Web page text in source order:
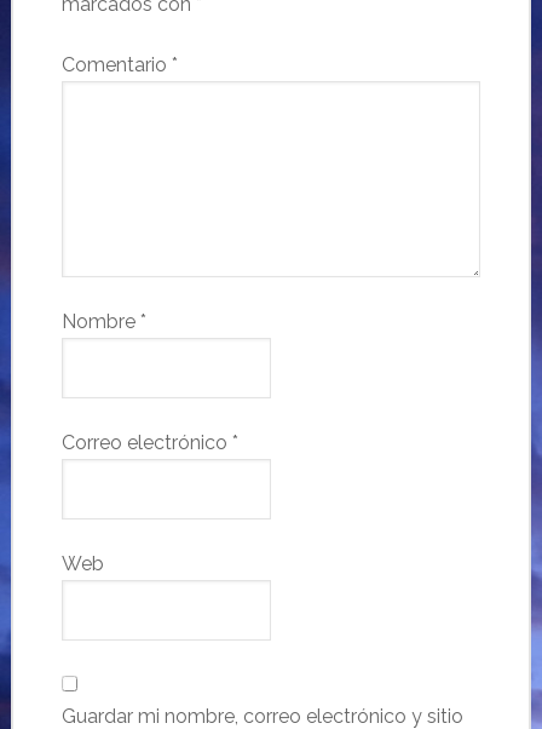
Comentario *
Nombre *
Correo electrónico *
Web
Guardar mi nombre, correo electrónico y sitio